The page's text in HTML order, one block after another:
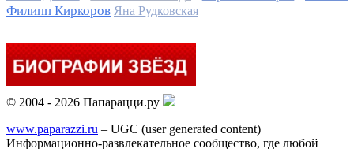
Филипп Киркоров Яна Рудковская
© 2004 - 2026 Папарацци.ру
www.paparazzi.ru – UGC (user generated content)
Информационно-развлекательное сообщество, где любой